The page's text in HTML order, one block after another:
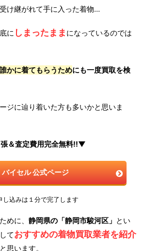
け継がれて手に入った着物…
に しまったまま になっているのでは
かに着てもらうためにも一度買取を検
ジに辿り着いた方も多いかと思いま
＆査定費用完全無料!!▼
バイセル 公式ページ
し込みは１分で完了します
めに、 静岡県の「静岡市駿河区」 とい
ておすすめの着物買取業者を紹介
思います。